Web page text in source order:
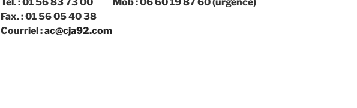
Fax. : 01 56 05 40 38
Courriel :ac@cja92.com